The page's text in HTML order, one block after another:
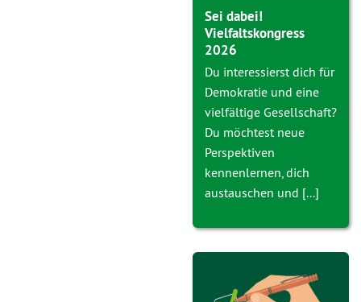
Sei dabei!
Vielfaltskongress
2026
Du interessierst dich für
Demokratie und eine
vielfältige Gesellschaft?
Du möchtest neue
Perspektiven
kennenlernen, dich
austauschen und [...]